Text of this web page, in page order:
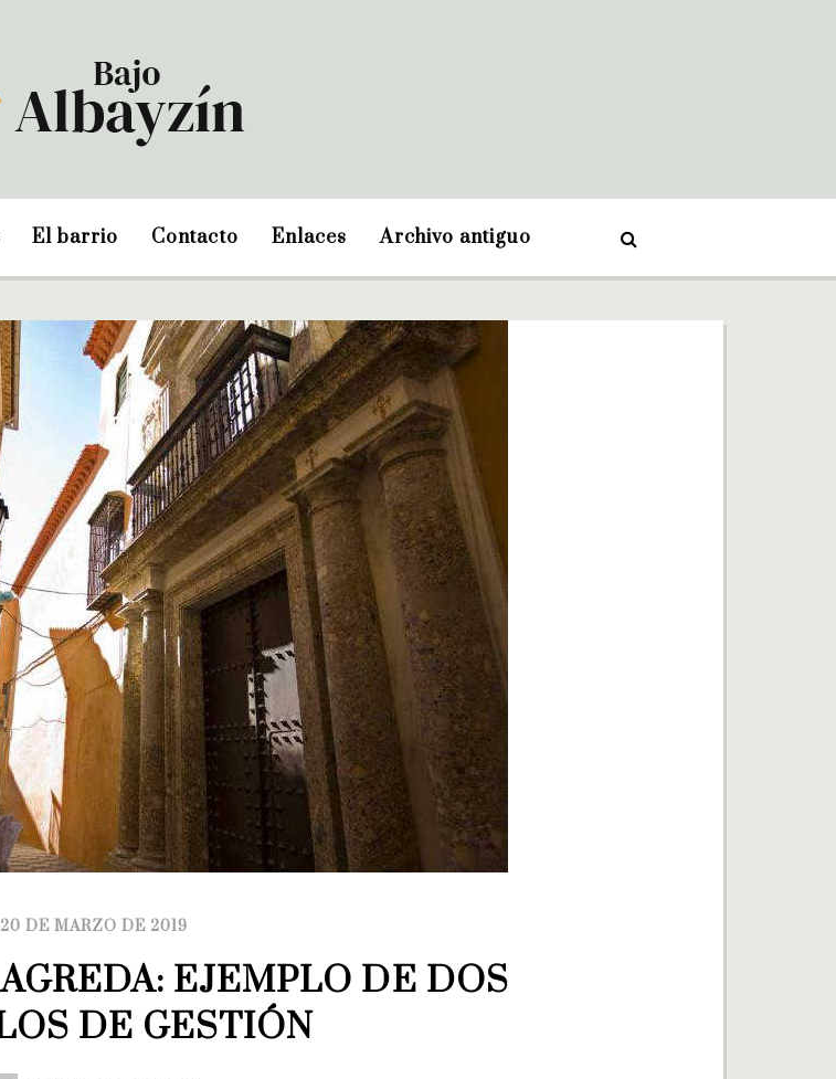
El barrio Contacto Enlaces Archivo antiguo
20 DE MARZO DE 2019
EJEMPLO DE DOS
DE GESTIÓN